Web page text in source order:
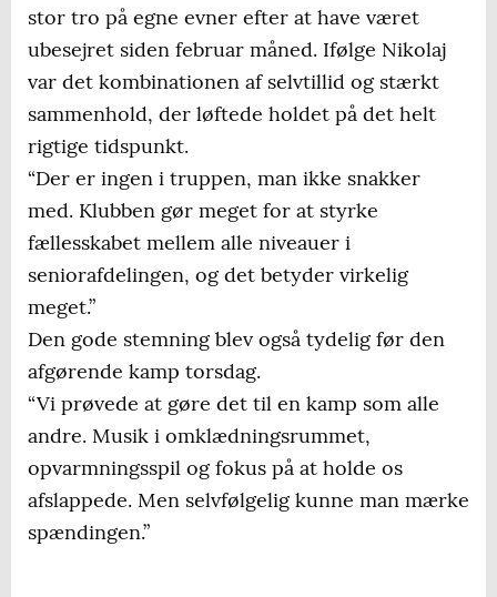
stor tro på egne evner efter at have været
ubesejret siden februar måned. Ifølge Nikolaj
var det kombinationen af selvtillid og stærkt
sammenhold, der løftede holdet på det helt
rigtige tidspunkt.
“Der er ingen i truppen, man ikke snakker
med. Klubben gør meget for at styrke
fællesskabet mellem alle niveauer i
seniorafdelingen, og det betyder virkelig
meget.”
Den gode stemning blev også tydelig før den
afgørende kamp torsdag.
“Vi prøvede at gøre det til en kamp som alle
andre. Musik i omklædningsrummet,
opvarmningsspil og fokus på at holde os
afslappede. Men selvfølgelig kunne man mærke
spændingen.”